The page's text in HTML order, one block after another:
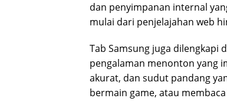
dan penyimpanan internal
mulai dari penjelajahan web
Tab Samsung juga dilengkapi
pengalaman menonton yang
akurat, dan sudut pandang
bermain game, atau